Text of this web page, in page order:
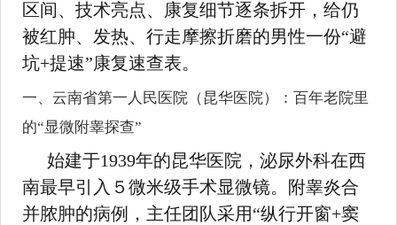
区间、技术亮点、康复细节逐条拆开，给仍
被红肿、发热、行走摩擦折磨的男性一份“避
坑+提速”康复速查表。
一、云南省第一人民医院（昆华医院）：百年老院里
的“显微附睾探查”
始建于1939年的昆华医院，泌尿外科在西
南最早引入５微米级手术显微镜。附睾炎合
并脓肿的病例，主任团队采用“纵行开窗+窦